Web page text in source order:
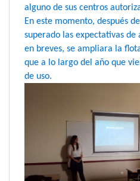
alguno de sus centros
En este momento, después
superado las expectativas de
en breves, se ampliara la
que a lo largo del año que
de uso.